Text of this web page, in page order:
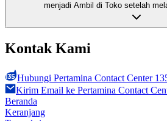
menjadi Ambil di Toko setelah
Kontak Kami
Hubungi Pertamina Contact Center
Kirim Email ke Pertamina Contact
Beranda
Keranjang